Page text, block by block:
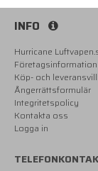
INFO
Hurricane
Företagsinformation
Köp- och
Ångerrättsformulär
Integritetspolicy
Kontakta oss
Logga in